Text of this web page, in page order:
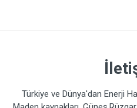
Türkiye ve Dünya'dan Enerji